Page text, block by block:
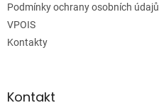
Podmínky ochrany osobních údajů
VPOIS
Kontakty
Kontakt